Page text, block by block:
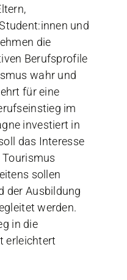
und
die
Berufsprofile
wahr und
für eine
im
investiert in
das Interesse
sollen
der Ausbildung
werden.
in die
erleichtert